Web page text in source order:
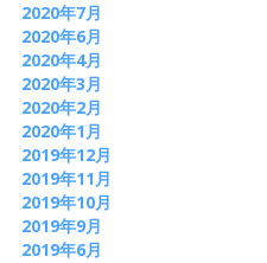
2020年7月
2020年6月
2020年4月
2020年3月
2020年2月
2020年1月
2019年12月
2019年11月
2019年10月
2019年9月
2019年6月